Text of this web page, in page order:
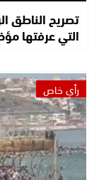
تصريح الناطق
التي عرفتها
رأي خاص